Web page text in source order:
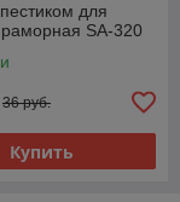
для
SA-320
36 руб.
Купить